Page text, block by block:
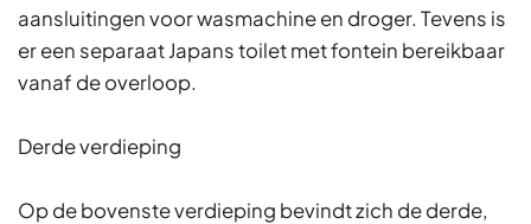
aansluitingen voor wasmachine en droger. Tevens is
er een separaat Japans toilet met fontein bereikbaar
vanaf de overloop.
Derde verdieping
Op de bovenste verdieping bevindt zich de derde,